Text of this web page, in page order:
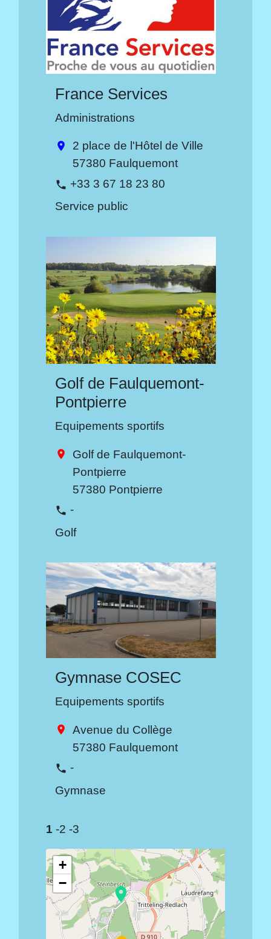
France Services
Administrations
location_on
2 place de l'Hôtel de Ville
57380 Faulquemont
phone +33 3 67 18 23 80
Service public
Golf de Faulquemont-
Pontpierre
Equipements sportifs
location_on
Golf de Faulquemont-
Pontpierre
57380 Pontpierre
phone -
Golf
Gymnase COSEC
Equipements sportifs
location_on
Avenue du Collège
57380 Faulquemont
phone -
Gymnase
1 -2 -3
location_on
+
−